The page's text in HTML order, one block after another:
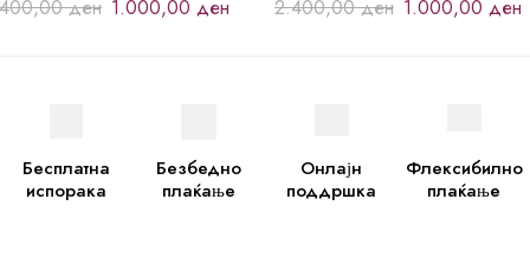
ден 1.000,00 ден 2.400,00ден 1.000,00 ден
Бесплатна
испорака
Безбедно
плаќање
Онлајн
поддршка
Флексибилно
плаќање